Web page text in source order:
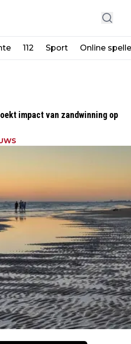
112 Sport Online
impact van zandwinning op